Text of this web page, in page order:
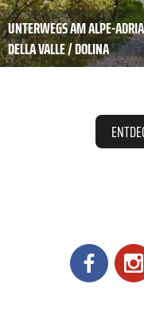
UNTERWEGS AM ALPE-
DELLA VALLE / DOLINA